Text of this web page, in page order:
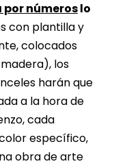
númeroslo
con plantilla y
colocados
los
harán que
a la hora de
cada
específico,
obra de arte